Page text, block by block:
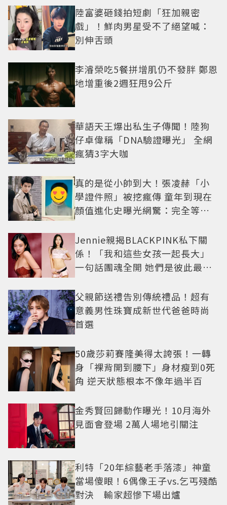
陸富婆砸錢拍短劇「狂加親密
戲」！鮮肉男星受不了絕望喊：
別伸舌頭
李濬榮吃5餐拼增肌仍不發胖 鄭恩
地增重後2週狂甩9公斤
華語天王爆出私生子傳聞！陸狗
仔卓偉稱「DNA驗證曝光」 全網
瘋猜3字大咖
真的是從小帥到大！張凌赫「小
學證件照」被挖瘋傳 童年到現在
顏值進化史曝光網驚：完全等比
Jennie親揭BLACKPINK私下關
係！「我和這些女孩一起長大」
一句話團魂全開 她們是彼此最強
父親節送禮告別傳統禮品！超有
意義男性珠寶成新世代爸爸時尚
首選
50歲莎莉賽隆美得太誇張！一轉
身「裸背開到腰下」身材瘦到0死
角 逆天狀態根本不像年過半百
金秀賢回歸動作曝光！10月海外
見面會登場 2萬人場地引關注
利特「20年綜藝老手落漆」神童
當場傻眼！6偶像王子vs.乞丐殘酷
對決 輸家超慘下場出爐